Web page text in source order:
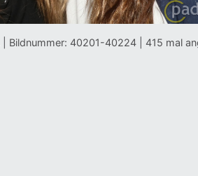
| Bildnummer: 40201-40224 | 415 mal